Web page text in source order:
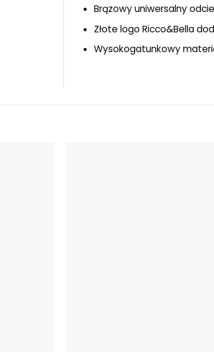
Brązowy uniwersalny
Złote logo Ricco&Bella
Wysokogatunkowy